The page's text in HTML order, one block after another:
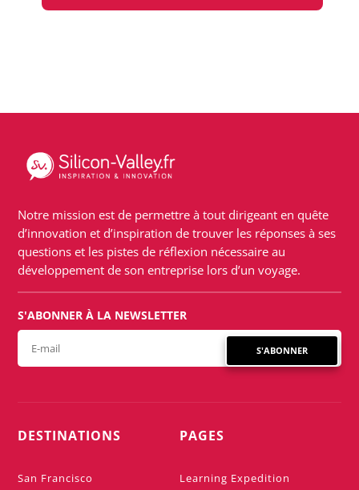
Notre mission est de permettre à tout dirigeant en quête
d’innovation et d’inspiration de trouver les réponses à ses
questions et les pistes de réflexion nécessaire au
développement de son entreprise lors d’un voyage.
S'ABONNER À LA NEWSLETTER
S'ABONNER
DESTINATIONS
San Francisco
PAGES
Learning Expedition